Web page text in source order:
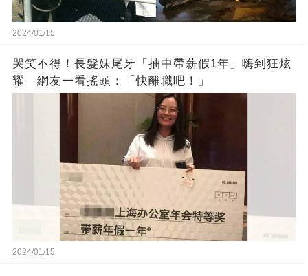
2024/01/15
哭笑不得！長髮妹尾牙「抽中帶薪假1年」嗨到狂炫
耀 網友一看搖頭：「快離職吧！」
2024/01/15